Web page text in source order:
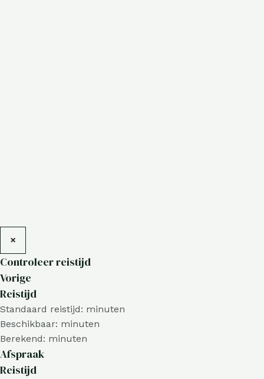
×
Controleer reistijd
Vorige
Reistijd
Standaard reistijd: minuten
Beschikbaar: minuten
Berekend: minuten
Afspraak
Reistijd